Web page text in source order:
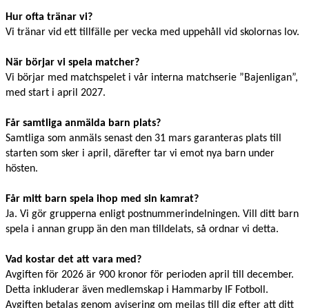
Hur ofta tränar vi?
Vi tränar vid ett tillfälle per vecka med uppehåll vid skolornas lov.
När börjar vi spela matcher?
Vi börjar med matchspelet i vår interna matchserie ”Bajenligan”,
med start i april 2027.
Får samtliga anmälda barn plats?
Samtliga som anmäls senast den 31 mars garanteras plats till
starten som sker i april, därefter tar vi emot nya barn under
hösten.
Får mitt barn spela ihop med sin kamrat?
Ja. Vi gör grupperna enligt postnummerindelningen. Vill ditt barn
spela i annan grupp än den man tilldelats, så ordnar vi detta.
Vad kostar det att vara med?
Avgiften för 2026 är 900 kronor för perioden april till december.
Detta inkluderar även medlemskap i Hammarby IF Fotboll.
Avgiften betalas genom avisering om mejlas till dig efter att ditt